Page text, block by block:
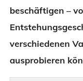
beschäftigen –
verschiedenen
ausprobieren